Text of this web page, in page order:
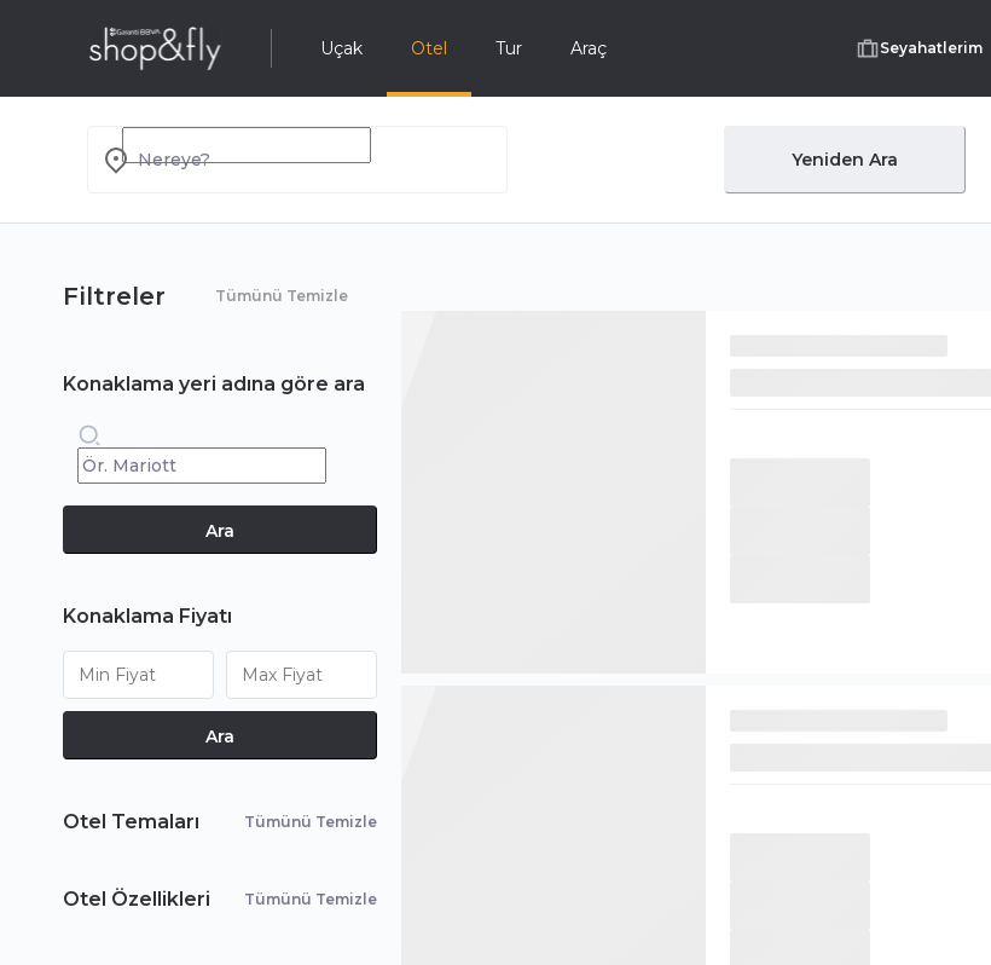
Uçak Otel Tur Araç Seyahatlerim
Nereye? Yeniden Ara
Filtreler Tümünü Temizle
Konaklama yeri adına göre ara
Ara
Konaklama Fiyatı
Ara
Otel Temaları Tümünü Temizle
Otel Özellikleri Tümünü Temizle